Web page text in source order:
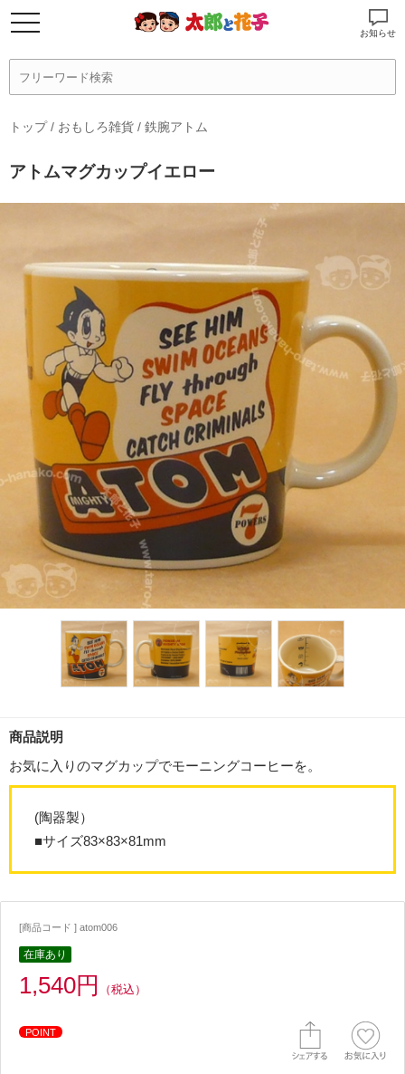
お知らせ
トップ/ おもしろ雑貨 / 鉄腕アトム
アトムマグカップイエロー
商品説明
お気に入りのマグカップでモーニングコーヒーを。
(陶器製）
■サイズ83×83×81mm
[商品コード ] atom006
在庫あり
1,540円 （税込）
POINT